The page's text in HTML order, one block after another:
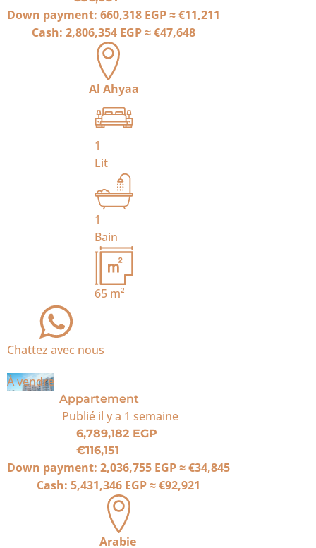
Down payment: 660,318 EGP≈€11,211
Cash: 2,806,354 EGP≈€47,648
Al Ahyaa
1
Lit
1
Bain
65m²
Chattez avec nous
À vendre
Appartement
Publié il y a 1 semaine
6,789,182 EGP
€116,151
Down payment: 2,036,755 EGP≈€34,845
Cash: 5,431,346 EGP≈€92,921
Arabie